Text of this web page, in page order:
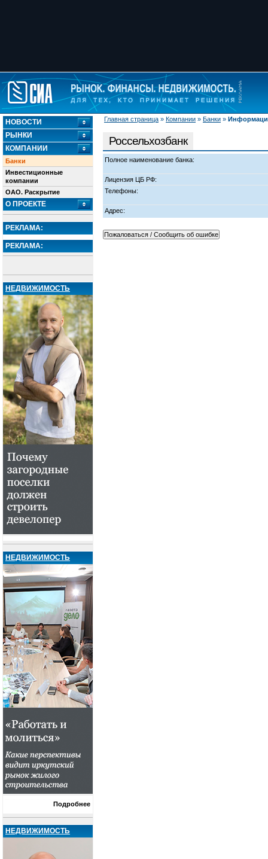
Главная страница » Компании » Банки »
НОВОСТИ
РЫНКИ
КОМПАНИИ
Банки
Инвестиционные
компании
ОАО. Раскрытие
О ПРОЕКТЕ
РЕКЛАМА:
РЕКЛАМА:
НЕДВИЖИМОСТЬ
НЕДВИЖИМОСТЬ
Подробнее
НЕДВИЖИМОСТЬ
Россельхозбанк
Полное наименование банка:
Лицензия ЦБ РФ:
Телефоны:
Адрес: